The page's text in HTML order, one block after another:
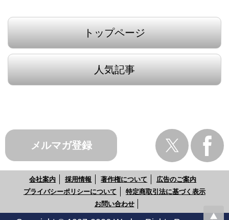
トップページ
人気記事
メルマガ登録
会社案内 採用情報 著作権について
広告のご案内
プライバシーポリシーについて
特定商取引法に基づく表示
お問い合わせ